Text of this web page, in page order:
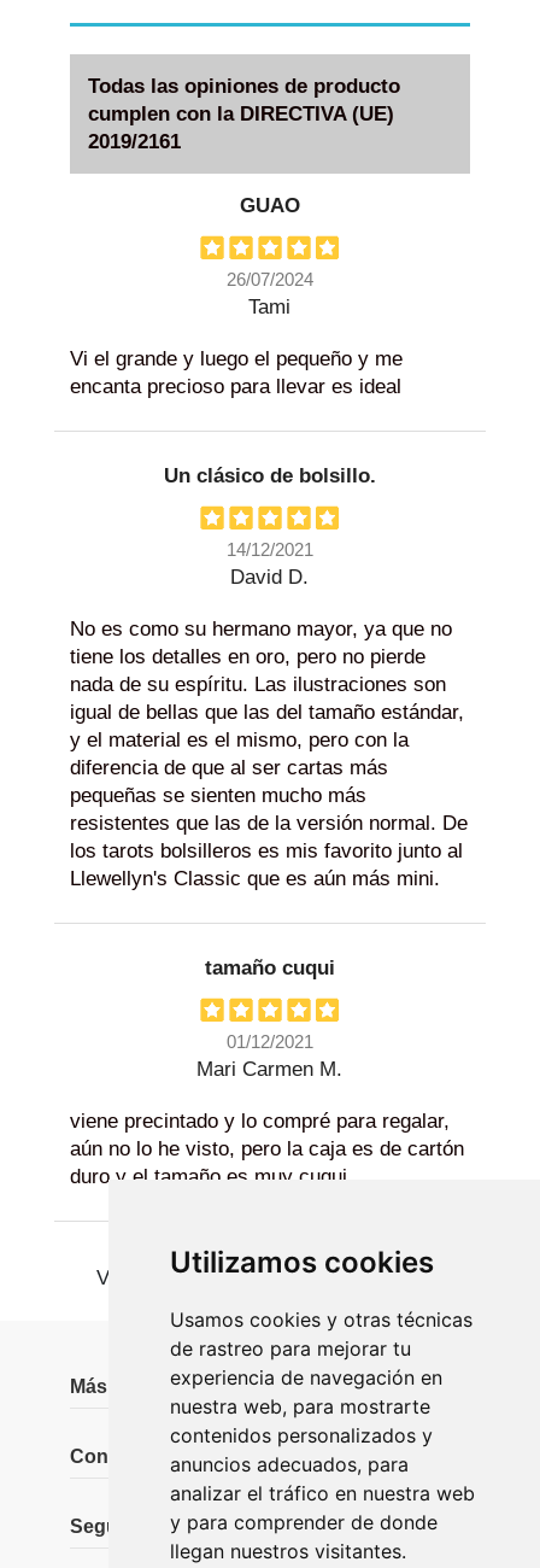
Utilizamos cookies
Usamos cookies y otras técnicas
de rastreo para mejorar tu
experiencia de navegación en
nuestra web, para mostrarte
contenidos personalizados y
anuncios adecuados, para
analizar el tráfico en nuestra web
y para comprender de donde
llegan nuestros visitantes.
Todas las opiniones de producto
cumplen con la DIRECTIVA (UE)
2019/2161
GUAO
26/07/2024
Tami
Vi el grande y luego el pequeño y me
encanta precioso para llevar es ideal
Un clásico de bolsillo.
14/12/2021
David D.
No es como su hermano mayor, ya que no
tiene los detalles en oro, pero no pierde
nada de su espíritu. Las ilustraciones son
igual de bellas que las del tamaño estándar,
y el material es el mismo, pero con la
diferencia de que al ser cartas más
pequeñas se sienten mucho más
resistentes que las de la versión normal. De
los tarots bolsilleros es mis favorito junto al
Llewellyn's Classic que es aún más mini.
tamaño cuqui
01/12/2021
Mari Carmen M.
viene precintado y lo compré para regalar,
aún no lo he visto, pero la caja es de cartón
duro y el tamaño es muy cuqui.
Ver más
Más información
Contáctanos
Seguidores